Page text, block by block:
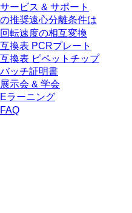
サービス & サポート
の推奨遠心分離条件は
回転速度の相互変換
互換表 PCRプレート
互換表 ピペットチップ
バッチ証明書
展示会 & 学会
Eラーニング
FAQ